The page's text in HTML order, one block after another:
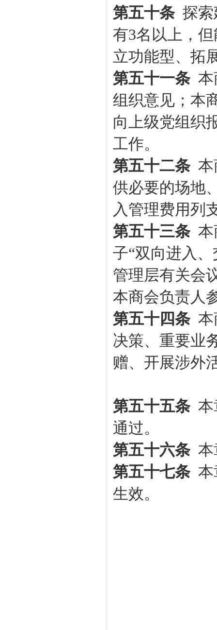
第五十条 探
有3名以上，
立功能型、拓
第五十一条 本
组织意见；本
向上级党组织
工作。
第五十二条 本
供必要的场地
入管理费用列
第五十三条 本
子“双向进入
管理层有关会
本商会负责人
第五十四条 本
决策、重要业
赠、开展涉外
第五十五条 本
通过。
第五十六条 本
第五十七条 本
生效。